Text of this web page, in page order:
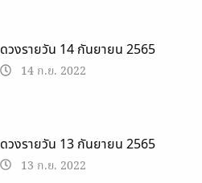
ดวงรายวัน 14 กันยายน 2565
14 ก.ย. 2022
ดวงรายวัน 13 กันยายน 2565
13 ก.ย. 2022